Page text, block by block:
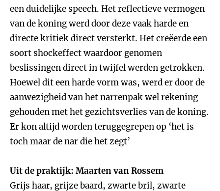
een duidelijke speech. Het reflectieve vermogen
van de koning werd door deze vaak harde en
directe kritiek direct versterkt. Het creëerde een
soort shockeffect waardoor genomen
beslissingen direct in twijfel werden getrokken.
Hoewel dit een harde vorm was, werd er door de
aanwezigheid van het narrenpak wel rekening
gehouden met het gezichtsverlies van de koning.
Er kon altijd worden teruggegrepen op ‘het is
toch maar de nar die het zegt’
Uit de praktijk: Maarten van Rossem
Grijs haar, grijze baard, zwarte bril, zwarte